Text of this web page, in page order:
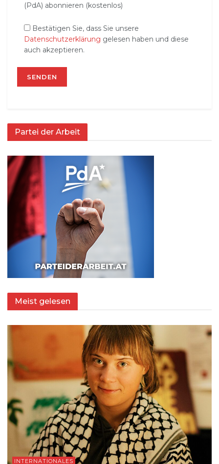
(PdA) abonnieren (kostenlos)
Bestätigen Sie, dass Sie unsere
Datenschutzerklärung gelesen haben und diese
auch akzeptieren.
Partei der Arbeit
Meist gelesen
INTERNATIONALES